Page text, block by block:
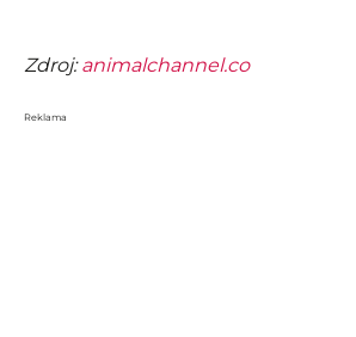
Zdroj:animalchannel.co
Reklama